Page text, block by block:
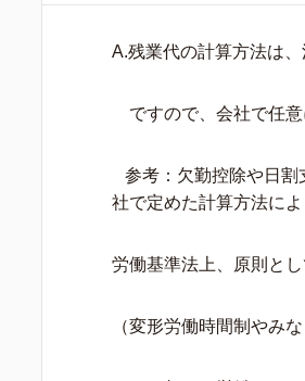
A.残業代の計算方法は
ですので、会社で任意
参考：欠勤控除や日割
社で定めた計算方法に
労働基準法上、原則と
（変形労働時間制やみ